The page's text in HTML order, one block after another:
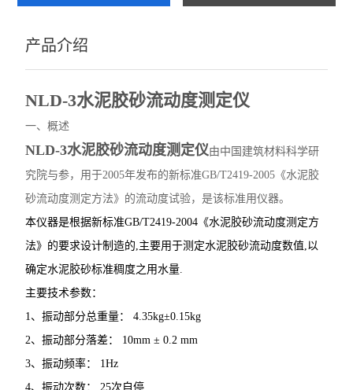
水泥胶砂流动度
水泥胶砂振实台
水泥搅拌机
查看全部 >>
产品介绍
NLD-3水泥胶砂流动度测定仪
一、概述
NLD-3水泥胶砂流动度测定仪由中国建筑材料科学研
究院与参，用于2005年发布的新标准GB/T2419-2005《水泥胶
砂流动度测定方法》的流动度试验，是该标准用仪器。
本仪器是根据新标准GB/T2419-2004《水泥胶砂流动度测定方
法》的要求设计制造的,主要用于测定水泥胶砂流动度数值,以
确定水泥胶砂标准稠度之用水量.
主要技术参数：
1、振动部分总重量： 4.35kg±0.15kg
2、振动部分落差： 10mm ± 0.2 mm
3、振动频率： 1Hz
4、振动次数： 25次自停